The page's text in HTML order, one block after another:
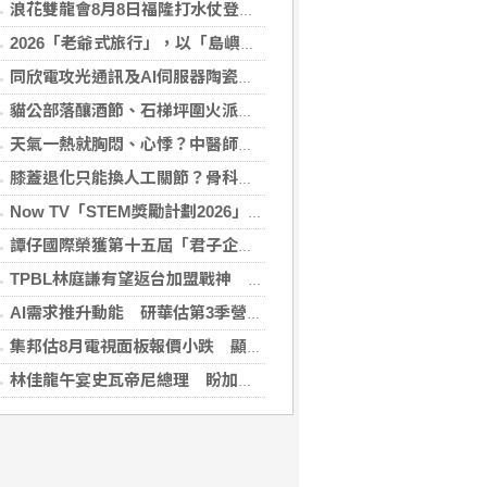
浪花雙龍會8月8日福隆打水仗登場 尚有免費名額快報名，還可抽住宿券！
2026「老爺式旅行」，以「島嶼的弦外之音」為題 帶旅人開箱歌劇院後台、探訪地下舞廳年代及體驗民歌
同欣電攻光通訊及AI伺服器陶瓷基板 明年業績看佳
貓公部落釀酒節、石梯坪圍火派對 分別在中秋與國慶連假登場
天氣一熱就胸悶、心悸？中醫師提醒：高溫讓心臟負擔大增，別輕忽身體警訊
膝蓋退化只能換人工關節？骨科醫師解析「退化性關節炎」治療評估
Now TV「STEM獎勵計劃2026」正式開始｜獲長隆度假區全力支持 推出《主題樂園有趣科學大探索》第二季及「長隆小科學家大獎」
譚仔國際榮獲第十五屆「君子企業獎」 卓越ESG及營商表現備受肯定
TPBL林庭謙有望返台加盟戰神 陳冠全笑稱不是AI嗎
AI需求推升動能 研華估第3季營收雙增、毛利率持穩
集邦估8月電視面板報價小跌 顯示器及NB面板持平
林佳龍午宴史瓦帝尼總理 盼加強各領域雙邊合作